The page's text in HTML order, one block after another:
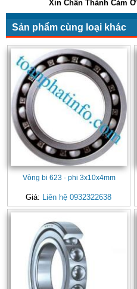
Xin Chân Thành Cảm Ơn
Sản phẩm cùng loại khác
Vòng bi 623 - phi 3x10x4mm
Giá: Liên hệ 0932322638